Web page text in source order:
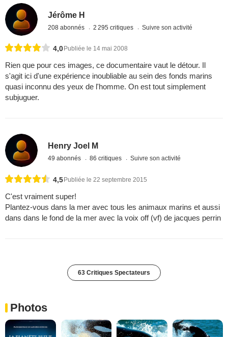
Jérôme H
208 abonnés 2 295 critiques Suivre son activité
4,0 Publiée le 14 mai 2008
Rien que pour ces images, ce documentaire vaut le détour. Il
s'agit ici d'une expérience inoubliable au sein des fonds marins
quasi inconnu des yeux de l'homme. On est tout simplement
subjuguer.
Henry Joel M
49 abonnés 86 critiques Suivre son activité
4,5Publiée le 22 septembre 2015
C'est vraiment super!
Plantez-vous dans la mer avec tous les animaux marins et aussi
dans dans le fond de la mer avec la voix off (vf) de jacques perrin
63 Critiques Spectateurs
Photos